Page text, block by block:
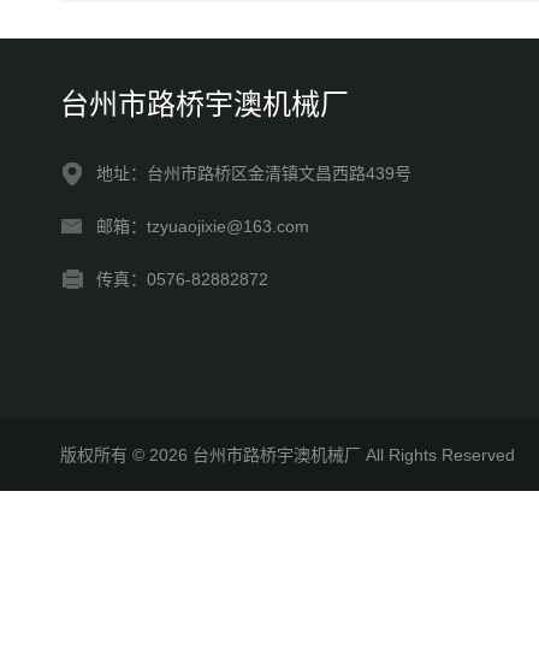
台州市路桥宇澳机械厂
地址：台州市路桥区金清镇文昌西路439号
邮箱：tzyuaojixie@163.com
传真：0576-82882872
版权所有 © 2026 台州市路桥宇澳机械厂 All Rights